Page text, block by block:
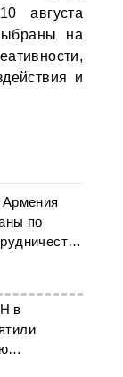
августа
на
и
Армения
по
в
проектов